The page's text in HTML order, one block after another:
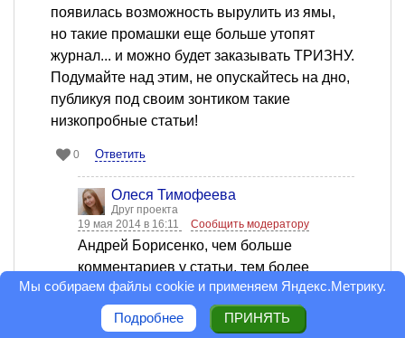
появилась возможность вырулить из ямы,
но такие промашки еще больше утопят
журнал... и можно будет заказывать ТРИЗНУ.
Подумайте над этим, не опускайтесь на дно,
публикуя под своим зонтиком такие
низкопробные статьи!
0 Ответить
Олеся Тимофеева
Друг проекта
19 мая 2014 в 16:11
Сообщить модератору
Андрей Борисенко, чем больше
комментариев у статьи, тем более
полезной считают её поисковики и
автоматические системы отслеживания
контента.
Мы собираем файлы cookie и применяем Яндекс.Метрику.
Подробнее ПРИНЯТЬ